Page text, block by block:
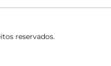
reservados.